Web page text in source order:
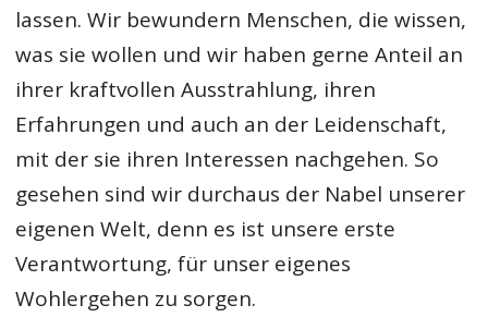
lassen. Wir bewundern Menschen, die wissen,
was sie wollen und wir haben gerne Anteil an
ihrer kraftvollen Ausstrahlung, ihren
Erfahrungen und auch an der Leidenschaft,
mit der sie ihren Interessen nachgehen. So
gesehen sind wir durchaus der Nabel unserer
eigenen Welt, denn es ist unsere erste
Verantwortung, für unser eigenes
Wohlergehen zu sorgen.